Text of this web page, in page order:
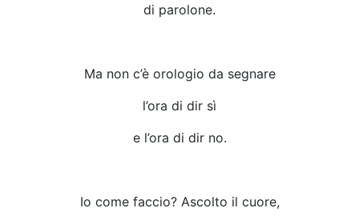
di parolone.
Ma non c’è orologio da segnare
l’ora di dir sì
e l’ora di dir no.
Io come faccio? Ascolto il cuore,